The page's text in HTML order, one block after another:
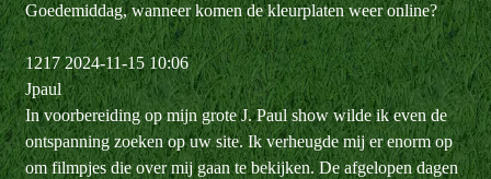
Goedemiddag, wanneer komen de kleurplaten weer online?
1217 2024-11-15 10:06
Jpaul
In voorbereiding op mijn grote J. Paul show wilde ik even de
ontspanning zoeken op uw site. Ik verheugde mij er enorm op
om filmpjes die over mij gaan te bekijken. De afgelopen dagen